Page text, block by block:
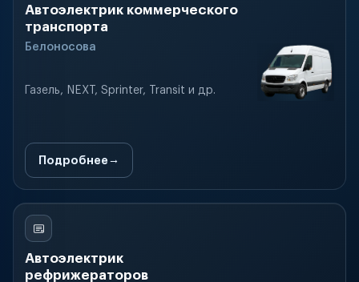
Автоэлектрик коммерческого
транспорта
Белоносова
Газель, NEXT, Sprinter, Transit и др.
Подробнее
Автоэлектрик
рефрижераторов